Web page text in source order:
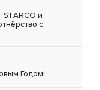
STARCO и
с
Годом!